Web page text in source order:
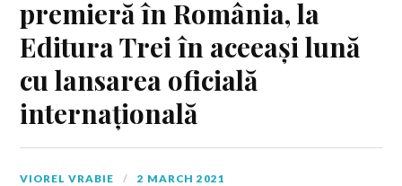
premieră în România, la
Editura Trei în aceeași lună
cu lansarea oficială
internațională
VIOREL VRABIE 2 MARCH 2021